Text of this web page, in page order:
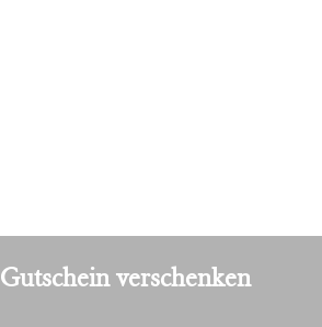
Gutschein verschenken